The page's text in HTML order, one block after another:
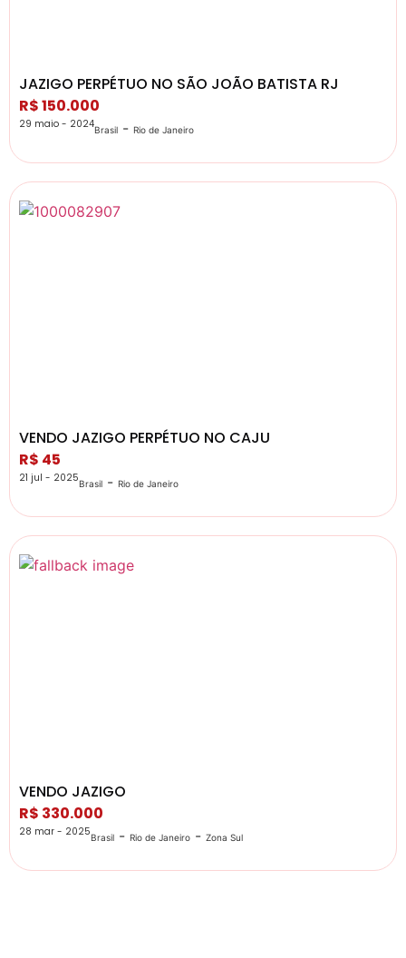
JAZIGO PERPÉTUO NO SÃO JOÃO BATISTA RJ
R$ 150.000
29 maio - 2024Brasil - Rio de Janeiro
VENDO JAZIGO PERPÉTUO NO CAJU
R$ 45
21 jul - 2025Brasil - Rio de Janeiro
VENDO JAZIGO
R$ 330.000
28 mar - 2025Brasil - Rio de Janeiro - Zona Sul